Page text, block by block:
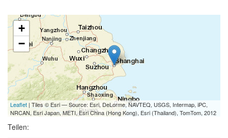
+
−
Leaflet | Tiles © Esri — Source: Esri, DeLorme, NAVTEQ, USGS, Intermap, iPC,
NRCAN, Esri Japan, METI, Esri China (Hong Kong), Esri (Thailand), TomTom, 2012
Teilen: